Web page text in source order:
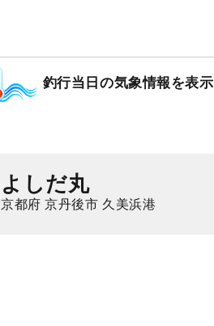
釣行当日の気象情報を表示
よしだ丸
京都府 京丹後市 久美浜港